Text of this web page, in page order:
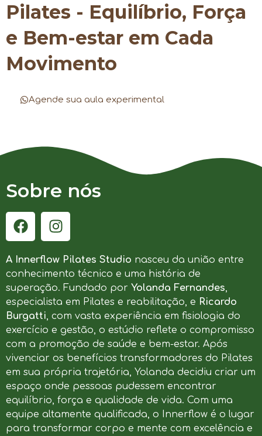
Pilates - Equilíbrio, Força
e Bem-estar em Cada
Movimento
Agende sua aula experimental
Sobre nós
A Innerflow Pilates Studio nasceu da união entre
conhecimento técnico e uma história de
superação. Fundado por Yolanda Fernandes,
especialista em Pilates e reabilitação, e Ricardo
Burgatti, com vasta experiência em fisiologia do
exercício e gestão, o estúdio reflete o compromisso
com a promoção de saúde e bem-estar. Após
vivenciar os benefícios transformadores do Pilates
em sua própria trajetória, Yolanda decidiu criar um
espaço onde pessoas pudessem encontrar
equilíbrio, força e qualidade de vida. Com uma
equipe altamente qualificada, o Innerflow é o lugar
para transformar corpo e mente com excelência e